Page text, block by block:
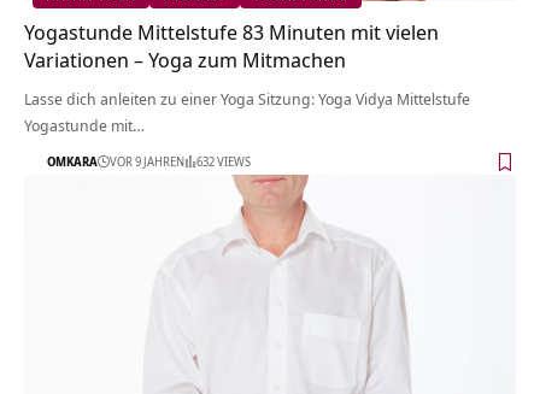
Yogastunde Mittelstufe 83 Minuten mit vielen
Variationen – Yoga zum Mitmachen
Lasse dich anleiten zu einer Yoga Sitzung: Yoga Vidya Mittelstufe
Yogastunde mit…
OMKARA VOR 9 JAHREN 632 VIEWS